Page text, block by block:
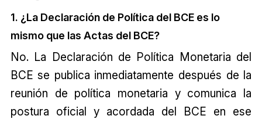
1. ¿La Declaración de Política del BCE es lo
mismo que las Actas del BCE?
No. La Declaración de Política Monetaria del
BCE se publica inmediatamente después de la
reunión de política monetaria y comunica la
postura oficial y acordada del BCE en ese